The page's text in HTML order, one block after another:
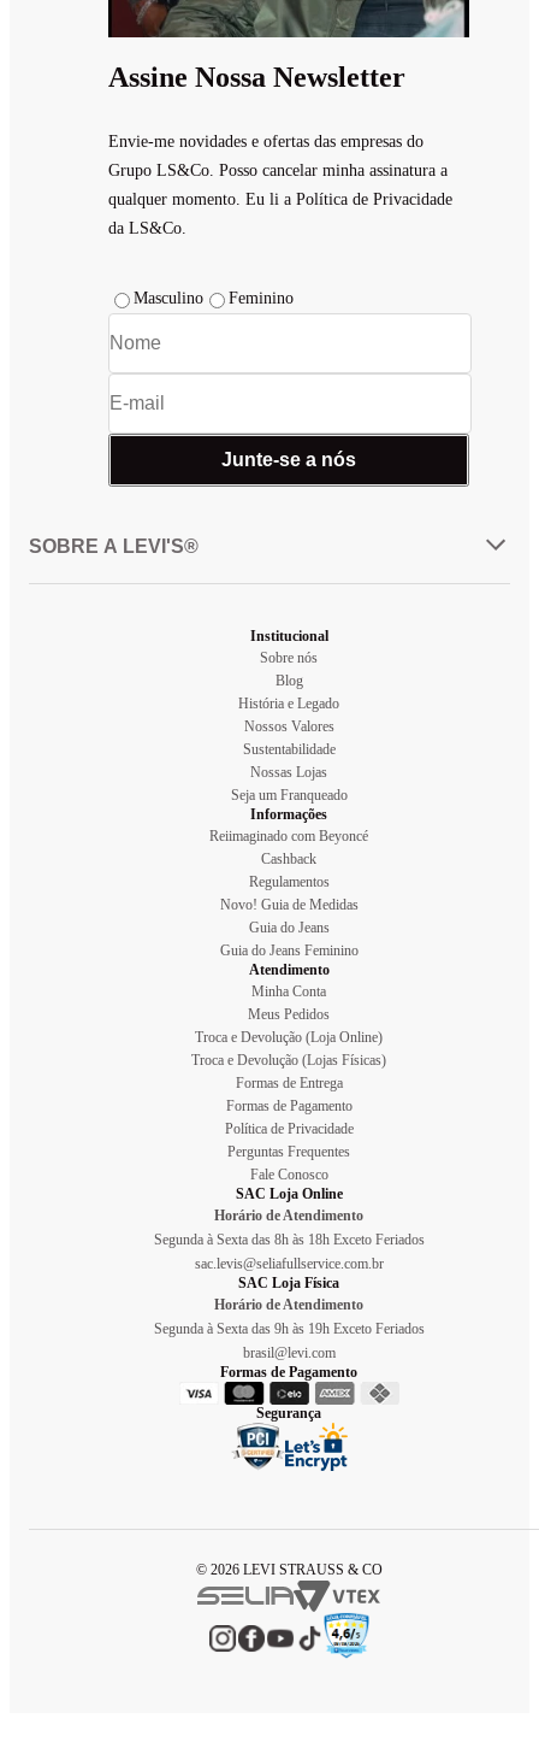
Assine Nossa Newsletter
Envie-me novidades e ofertas das empresas do
Grupo LS&Co. Posso cancelar minha assinatura a
qualquer momento. Eu li a Política de Privacidade
da LS&Co.
Masculino Feminino
Junte-se a nós
SOBRE A LEVI'S®
Institucional
Sobre nós
Blog
História e Legado
Nossos Valores
Sustentabilidade
Nossas Lojas
Seja um Franqueado
Informações
Reiimaginado com Beyoncé
Cashback
Regulamentos
Novo! Guia de Medidas
Guia do Jeans
Guia do Jeans Feminino
Atendimento
Minha Conta
Meus Pedidos
Troca e Devolução (Loja Online)
Troca e Devolução (Lojas Físicas)
Formas de Entrega
Formas de Pagamento
Política de Privacidade
Perguntas Frequentes
Fale Conosco
SAC Loja Online
Horário de Atendimento
Segunda à Sexta das 8h às 18h Exceto Feriados
sac.levis@seliafullservice.com.br
SAC Loja Física
Horário de Atendimento
Segunda à Sexta das 9h às 19h Exceto Feriados
brasil@levi.com
Formas de Pagamento
Segurança
© 2026 LEVI STRAUSS & CO